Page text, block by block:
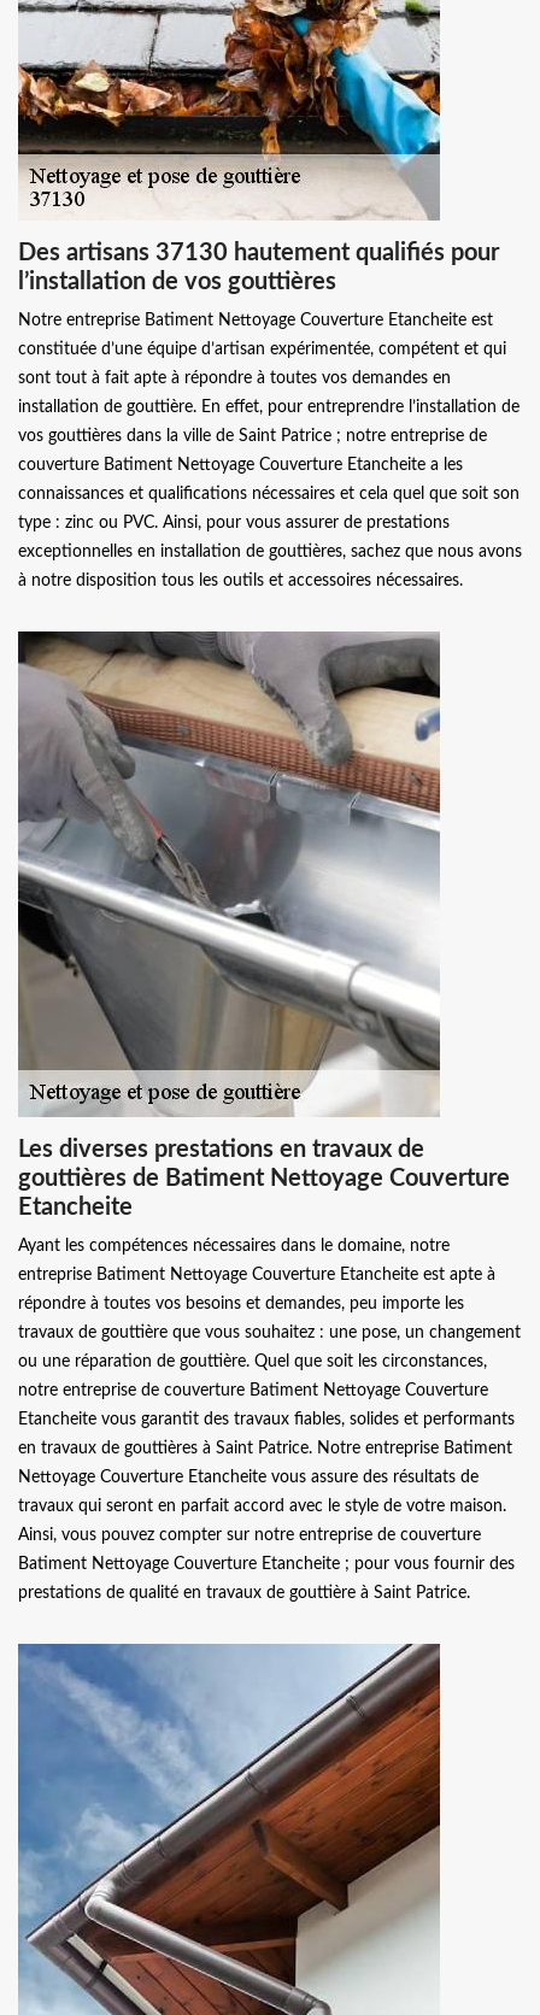
Des artisans 37130 hautement qualifiés pour
l’installation de vos gouttières
Notre entreprise Batiment Nettoyage Couverture Etancheite est
constituée d’une équipe d’artisan expérimentée, compétent et qui
sont tout à fait apte à répondre à toutes vos demandes en
installation de gouttière. En effet, pour entreprendre l’installation de
vos gouttières dans la ville de Saint Patrice ; notre entreprise de
couverture Batiment Nettoyage Couverture Etancheite a les
connaissances et qualifications nécessaires et cela quel que soit son
type : zinc ou PVC. Ainsi, pour vous assurer de prestations
exceptionnelles en installation de gouttières, sachez que nous avons
à notre disposition tous les outils et accessoires nécessaires.
Les diverses prestations en travaux de
gouttières de Batiment Nettoyage Couverture
Etancheite
Ayant les compétences nécessaires dans le domaine, notre
entreprise Batiment Nettoyage Couverture Etancheite est apte à
répondre à toutes vos besoins et demandes, peu importe les
travaux de gouttière que vous souhaitez : une pose, un changement
ou une réparation de gouttière. Quel que soit les circonstances,
notre entreprise de couverture Batiment Nettoyage Couverture
Etancheite vous garantit des travaux fiables, solides et performants
en travaux de gouttières à Saint Patrice. Notre entreprise Batiment
Nettoyage Couverture Etancheite vous assure des résultats de
travaux qui seront en parfait accord avec le style de votre maison.
Ainsi, vous pouvez compter sur notre entreprise de couverture
Batiment Nettoyage Couverture Etancheite ; pour vous fournir des
prestations de qualité en travaux de gouttière à Saint Patrice.